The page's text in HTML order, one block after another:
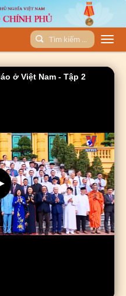
ở Việt Nam - Tập 2